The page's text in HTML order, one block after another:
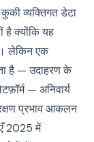
कुकी व्यक्तिगत डेटा
है क्योंकि यह
लेकिन एक
है — उदाहरण के
— अनिवार्य
प्रभाव आकलन
2025 में